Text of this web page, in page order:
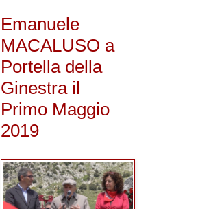
Emanuele
MACALUSO a
Portella della
Ginestra il
Primo Maggio
2019